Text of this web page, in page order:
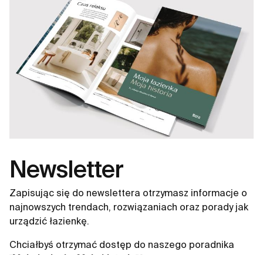
Newsletter
Zapisując się do newslettera otrzymasz informacje o
najnowszych trendach, rozwiązaniach oraz porady jak
urządzić łazienkę.
Chciałbyś otrzymać dostęp do naszego poradnika